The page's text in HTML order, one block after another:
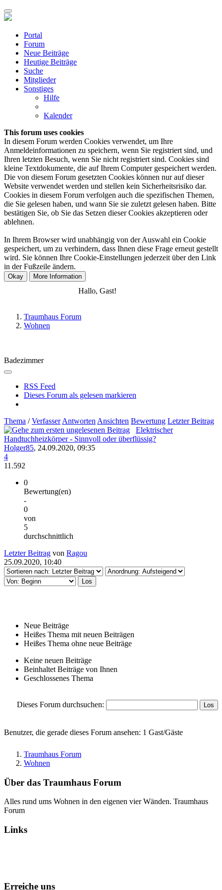
Portal
Forum
Neue Beiträge
Heutige Beiträge
Suche
Mitglieder
Sonstiges
Hilfe
Kalender
This forum uses cookies
In diesem Forum werden Cookies verwendet, um Ihre
Anmeldeinformationen zu speichern, wenn Sie registriert sind, und
Ihren letzten Besuch, wenn Sie nicht registriert sind. Cookies sind
kleine Textdokumente, die auf Ihrem Computer gespeichert werden.
Die von diesem Forum gesetzten Cookies können nur auf dieser
Website verwendet werden und stellen kein Sicherheitsrisiko dar.
Cookies in diesem Forum verfolgen auch die spezifischen Themen,
die Sie gelesen haben, und wann Sie sie zuletzt gelesen haben. Bitte
bestätigen Sie, ob Sie das Setzen dieser Cookies akzeptieren oder
ablehnen.
In Ihrem Browser wird unabhängig von der Auswahl ein Cookie
gespeichert, um zu verhindern, dass Ihnen diese Frage erneut gestellt
wird. Sie können Ihre Cookie-Einstellungen jederzeit über den Link
in der Fußzeile ändern.
Hallo, Gast!
Traumhaus Forum
Wohnen
Badezimmer
RSS Feed
Dieses Forum als gelesen markieren
Thema /Verfasser Antworten Ansichten Bewertung Letzter Beitrag
Elektrischer
Handtuchheizkörper - Sinnvoll oder überflüssig?
Holger85, 24.09.2020, 09:35
4
11.592
0
Bewertung(en)
-
0
von
5
durchschnittlich
Letzter Beitrag von Ragou
25.09.2020, 10:40
Neue Beiträge
Heißes Thema mit neuen Beiträgen
Heißes Thema ohne neue Beiträge
Keine neuen Beiträge
Beinhaltet Beiträge von Ihnen
Geschlossenes Thema
Dieses Forum durchsuchen:
Benutzer, die gerade dieses Forum ansehen: 1 Gast/Gäste
Traumhaus Forum
Wohnen
Über das Traumhaus Forum
Alles rund ums Wohnen in den eigenen vier Wänden. Traumhaus
Forum
Links
Erreiche uns